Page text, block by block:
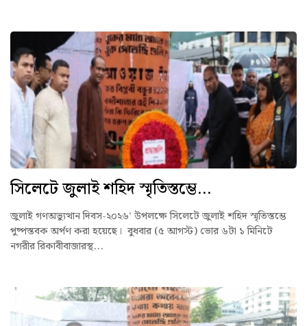
সিলেটে জুলাই শহিদ স্মৃতিস্তম্ভে...
জুলাই গণঅভ্যুত্থান দিবস-২০২৬’ উপলক্ষে সিলেটে জুলাই শহিদ স্মৃতিস্তম্ভে
পুষ্পস্তবক অর্পণ করা হয়েছে। বুধবার (৫ আগস্ট) ভোর ৬টা ১ মিনিটে
নগরীর রিকাবীবাজারস্থ...